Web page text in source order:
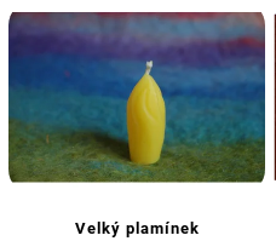
Velký plamínek